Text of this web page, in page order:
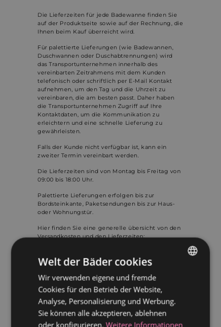
Die Lieferzeiten für jede Badewanne finden Sie
auf der Produktseite sowie auf der Rechnung, die
Ihnen beim Kauf überreicht wird.
Für palettierte Lieferungen (wie Badewannen,
Duschwannen oder Duschabtrennungen) wird
das Transportunternehmen innerhalb des
vereinbarten Zeitrahmens mit dem Kunden
telefonisch oder schriftlich per E-Mail Kontakt
aufnehmen, um den Tag und die Uhrzeit zu
vereinbaren, die am besten passt. Daher haben
die Transportunternehmen Zugriff auf Ihre
Kontaktdaten, um die Kommunikation zu
erleichtern und eine schnelle Lieferung zu
gewährleisten.
Falls der Kunde nicht verfügbar ist, kann ein
zweiter Termin vereinbart werden.
Die Lieferzeiten sind von Montag bis Freitag von
09:00 bis 18:00 Uhr.
Palettierte Lieferungen erfolgen bis zur
Bordsteinkante, Paketsendungen bis zur Haus-
oder Wohnungstür.
Hier finden Sie eine generelle übersicht von den
Versandkosten und den Lieferzeiten:
Kann ich die Lieferung meiner
Bestellung verschieben?
Welt der Bäder bietet Ihnen die Möglichkeit, Ihre
Welt der Bäder cookies
Wir verwenden eigene und fremde
Cookies für den Betrieb der Website,
Analyse, Personalisierung und Werbung.
Sie können alle akzeptieren, ablehnen
oder konfigurieren. Weitere Informationen